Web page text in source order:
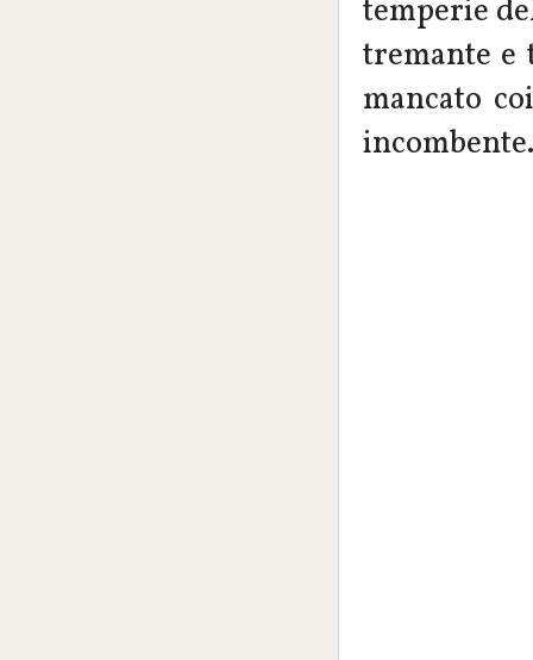
temperie
tremante e
mancato
incombente.